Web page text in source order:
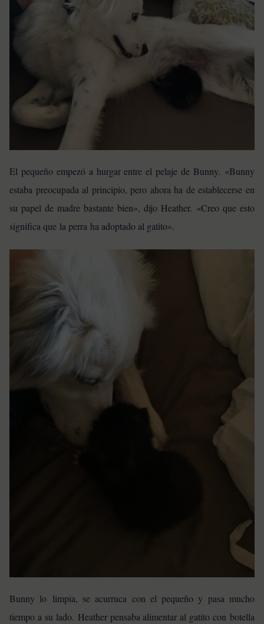
El pequeño empezó a hurgar entre el pelaje de Bunny. «Bunny
estaba preocupada al principio, pero ahora ha de establecerse en
su papel de madre bastante bien», dijo Heather. «Creo que esto
significa que la perra ha adoptado al gatito».
Bunny lo limpia, se acurruca con el pequeño y pasa mucho
tiempo a su lado. Heather pensaba alimentar al gatito con botella